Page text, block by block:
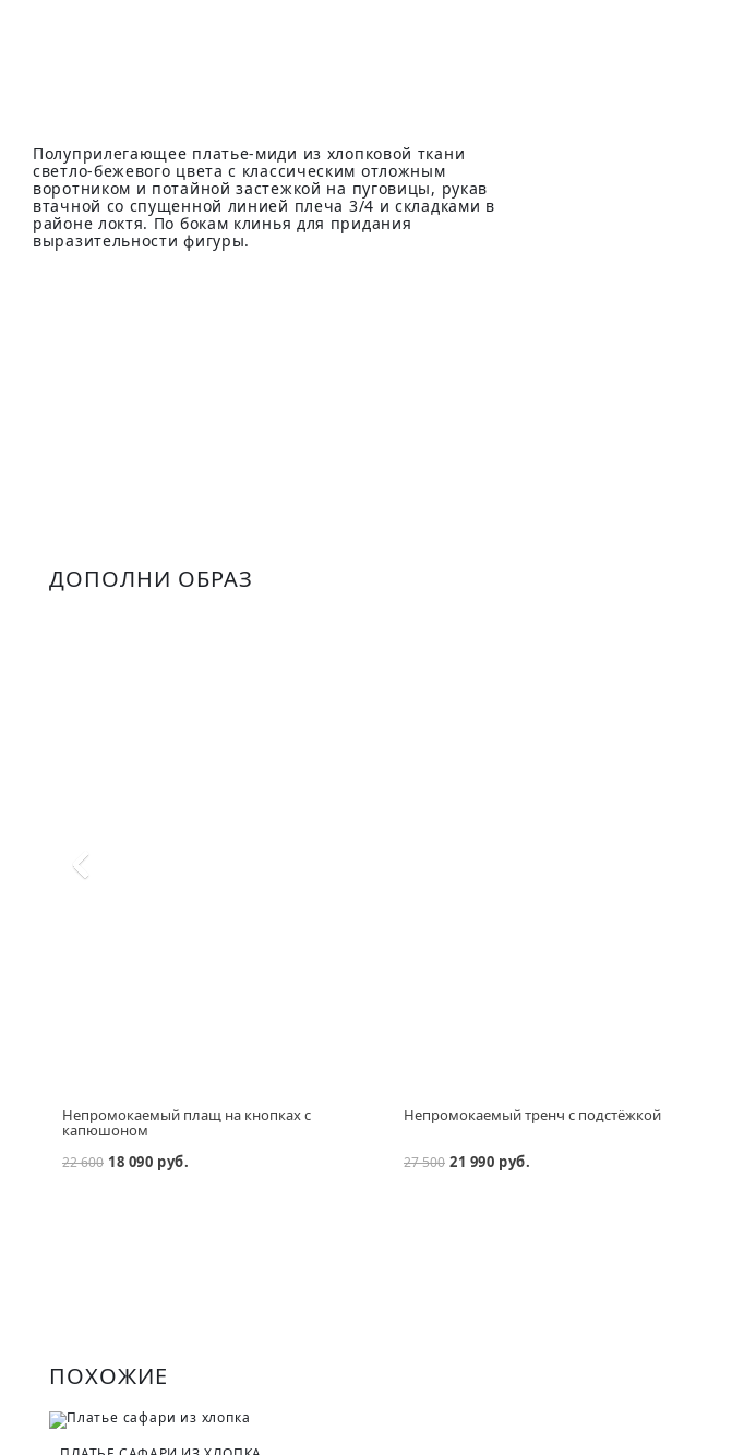
Полуприлегающее платье-миди из хлопковой ткани
светло-бежевого цвета с классическим отложным
воротником и потайной застежкой на пуговицы, рукав
втачной со спущенной линией плеча 3/4 и складками в
районе локтя. По бокам клинья для придания
выразительности фигуры.
ДОПОЛНИ ОБРАЗ
Непромокаемый плащ на кнопках с
капюшоном
22 600 18 090 руб.
Непромокаемый тренч с подстёжкой
27 500 21 990 руб.
ПОХОЖИЕ